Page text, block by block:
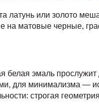
или золото
на матовые черные,
эмаль прослужит
для минимализма —
строгая